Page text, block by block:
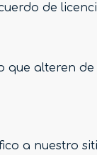
de
alteren
a nuestro